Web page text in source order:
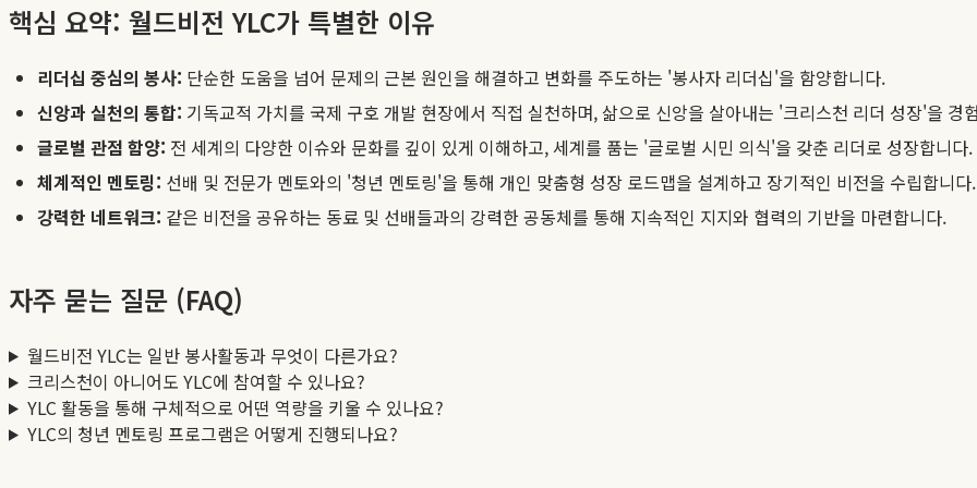
핵심 요약: 월드비전 YLC가 특별한 이유
리더십 중심의 봉사: 단순한 도움을 넘어 문제의 근본 원인을 해결하고 변화를 주도하는 '봉사자 리더십'을 함양합니다.
신앙과 실천의 통합: 기독교적 가치를 국제 구호 개발 현장에서 직접 실천하며, 삶으로 신앙을 살아내는 '크리스천 리더 성장'을 경
글로벌 관점 함양: 전 세계의 다양한 이슈와 문화를 깊이 있게 이해하고, 세계를 품는 '글로벌 시민 의식'을 갖춘 리더로 성장합니다.
체계적인 멘토링: 선배 및 전문가 멘토와의 '청년 멘토링'을 통해 개인 맞춤형 성장 로드맵을 설계하고 장기적인 비전을 수립합니다.
강력한 네트워크: 같은 비전을 공유하는 동료 및 선배들과의 강력한 공동체를 통해 지속적인 지지와 협력의 기반을 마련합니다.
자주 묻는 질문 (FAQ)
월드비전 YLC는 일반 봉사활동과 무엇이 다른가요?
크리스천이 아니어도 YLC에 참여할 수 있나요?
YLC 활동을 통해 구체적으로 어떤 역량을 키울 수 있나요?
YLC의 청년 멘토링 프로그램은 어떻게 진행되나요?